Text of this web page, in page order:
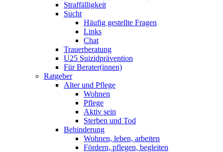
Straffälligkeit
Sucht
Häufig gestellte Fragen
Links
Chat
Trauerberatung
U25 Suizidprävention
Für Berater(innen)
Ratgeber
Alter und Pflege
Wohnen
Pflege
Aktiv sein
Sterben und Tod
Behinderung
Wohnen, leben, arbeiten
Fördern, pflegen, begleiten